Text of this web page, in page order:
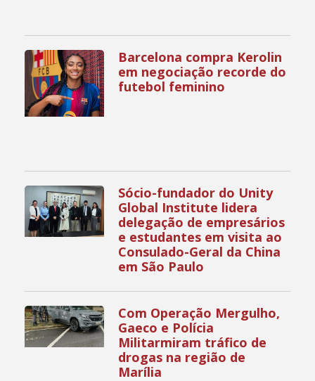
Barcelona compra Kerolin
em negociação recorde do
futebol feminino
Sócio-fundador do Unity
Global Institute lidera
delegação de empresários
e estudantes em visita ao
Consulado-Geral da China
em São Paulo
Com Operação Mergulho,
Gaeco e Polícia
Militarmiram tráfico de
drogas na região de
Marília